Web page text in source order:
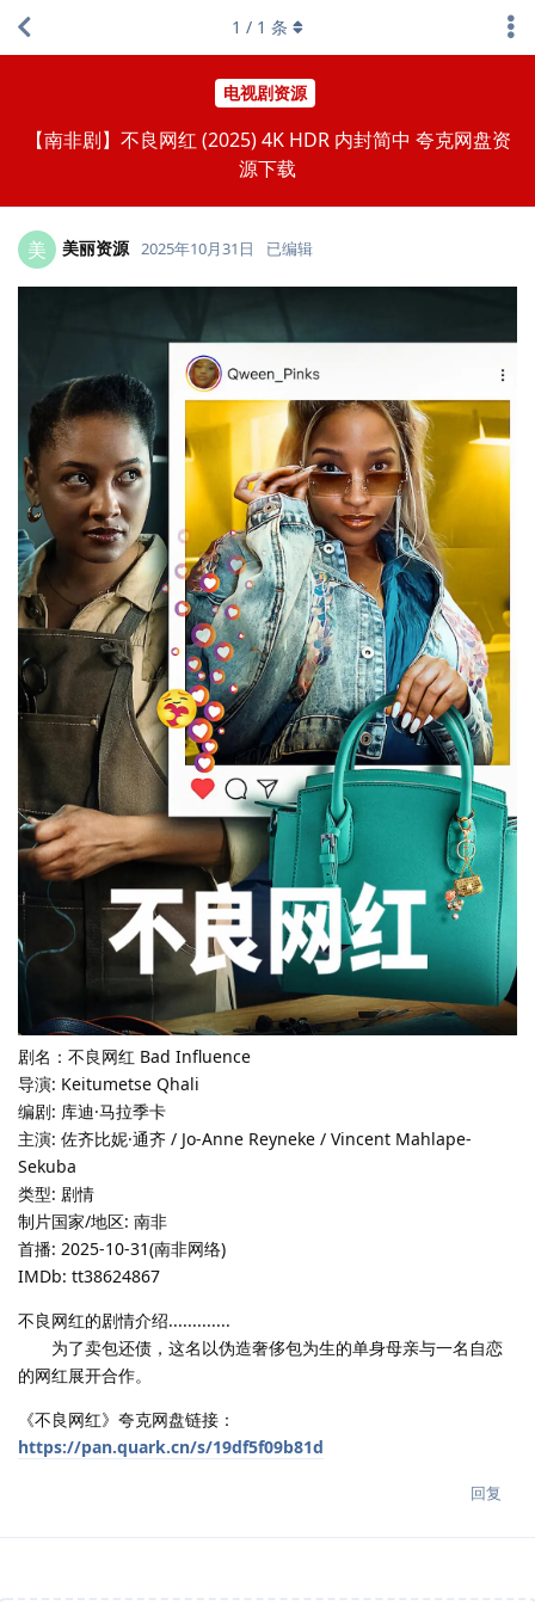
电视剧资源
【南非剧】不良网红 (2025) 4K HDR 内封简中 夸克网盘资
源下载
1 / 1 条
美 美丽资源 2025年10月31日 已编辑
剧名：不良网红 Bad Influence
导演: Keitumetse Qhali
编剧: 库迪·马拉季卡
主演: 佐齐比妮·通齐 / Jo-Anne Reyneke / Vincent Mahlape-
Sekuba
类型: 剧情
制片国家/地区: 南非
首播: 2025-10-31(南非网络)
IMDb: tt38624867
不良网红的剧情介绍.............
为了卖包还债，这名以伪造奢侈包为生的单身母亲与一名自恋
的网红展开合作。
《不良网红》夸克网盘链接：
https://pan.quark.cn/s/19df5f09b81d
回复